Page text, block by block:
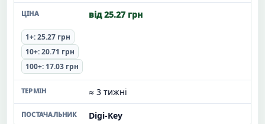
від 25.27 грн
1+: 25.27 грн
10+: 20.71 грн
100+: 17.03 грн
≈ 3 тижні
Digi-Key